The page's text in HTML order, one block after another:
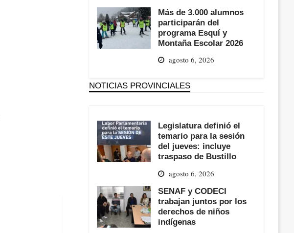
Más de 3.000 alumnos
participarán del
programa Esquí y
Montaña Escolar 2026
agosto 6, 2026
NOTICIAS PROVINCIALES
Legislatura definió el
temario para la sesión
del jueves: incluye
traspaso de Bustillo
agosto 6, 2026
SENAF y CODECI
trabajan juntos por los
derechos de niños
indígenas